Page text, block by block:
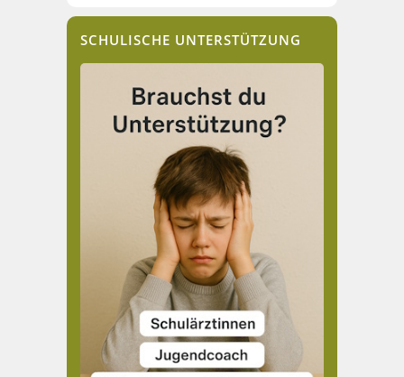
SCHULISCHE UNTERSTÜTZUNG